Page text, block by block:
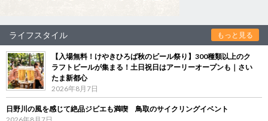
ライフスタイル もっと見る
【入場無料！けやきひろば秋のビール祭り】300種類以上のク
ラフトビールが集まる！土日祝日はアーリーオープンも｜さい
たま新都心
2026年8月7日
日野川の風を感じて絶品ジビエも満喫 鳥取のサイクリングイベント